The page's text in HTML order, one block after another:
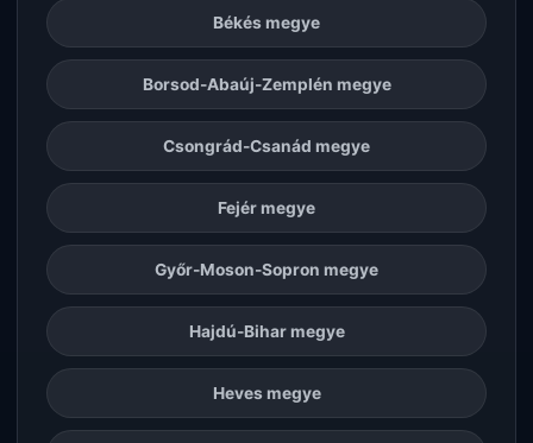
Békés megye
Borsod-Abaúj-Zemplén megye
Csongrád-Csanád megye
Fejér megye
Győr-Moson-Sopron megye
Hajdú-Bihar megye
Heves megye